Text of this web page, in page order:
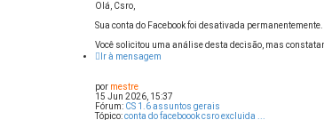
Olá, Csro,
Sua conta do Facebook foi desativada permanentemente.
Você solicitou uma análise desta decisão, mas
Ir à mensagem
por mestre
15 Jun 2026, 15:37
Fórum: CS 1.6 assuntos gerais
Tópico:conta do faceboook csro excluida ...